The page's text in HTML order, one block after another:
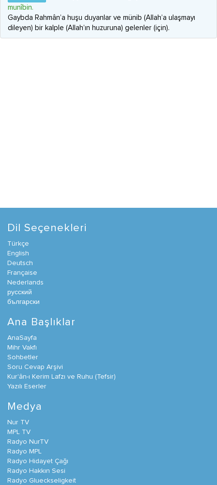
munîbin.
Gaybda Rahmân’a huşu duyanlar ve münib (Allah’a ulaşmayı
dileyen) bir kalple (Allah’ın huzuruna) gelenler (için).
Dil Seçenekleri
Türkçe
English
Deutsch
Française
Nederlands
русский
български
Ana Başlıklar
AnaSayfa
Mihr Vakfı
Sohbetler
Soru Cevap Arşivi
Kur'ân-ı Kerim Lafzı ve Ruhu (Tefsir)
Yazılı Eserler
Medya
Nur TV
MPL TV
Radyo NurTV
Radyo MPL
Radyo Hidayet Çağı
Radyo Hakkın Sesi
Radyo Glueckseligkeit